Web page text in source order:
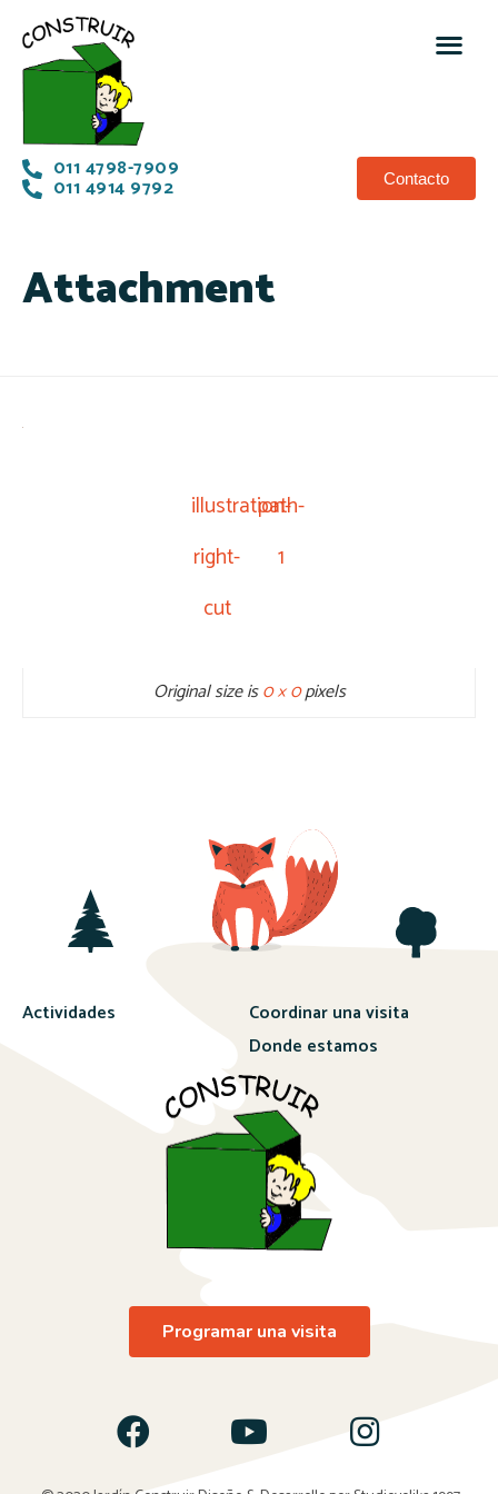
011 4798-7909
011 4914 9792 Contacto
Attachment
illustration-
right-
cut
path-
1
Original size is0 × 0pixels
Actividades
Coordinar una visita
Donde estamos
Programar una visita